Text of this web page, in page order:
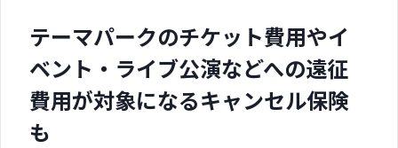
テーマパークのチケット費用やイ
ベント・ライブ公演などへの遠征
費用が対象になるキャンセル保険
も